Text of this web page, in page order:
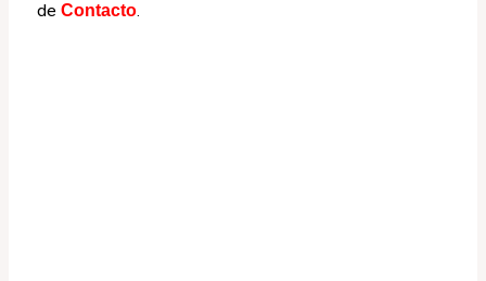
de Contacto.